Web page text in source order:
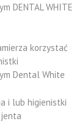
DENTAL WHITE
korzystać
Dental White
i lub higienistki